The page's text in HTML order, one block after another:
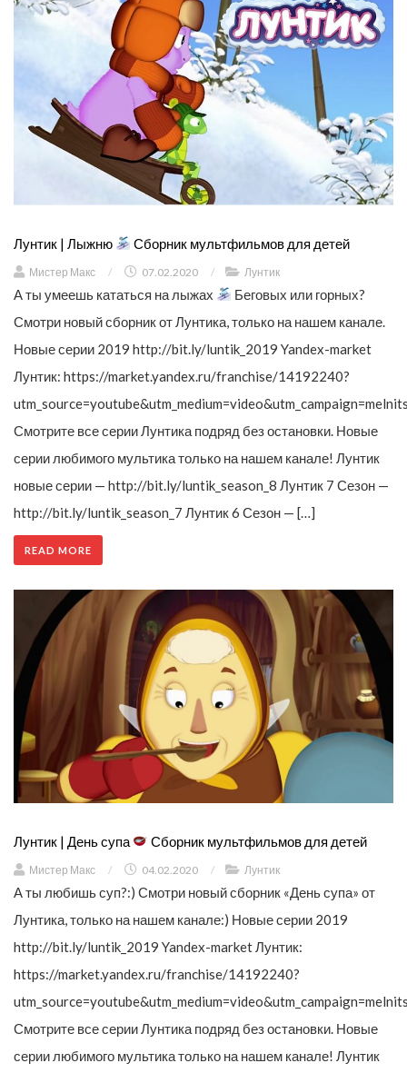
Лунтик | Лыжню Сборник мультфильмов для детей
Мистер Макс / 07.02.2020 / Лунтик
А ты умеешь кататься на лыжах
Беговых или горных?
Смотри новый сборник от Лунтика, только на нашем канале.
Новые серии 2019 http://bit.ly/luntik_2019 Yandex-market
Лунтик: https://market.yandex.ru/franchise/14192240?
Смотрите все серии Лунтика подряд без остановки. Новые
серии любимого мультика только на нашем канале! Лунтик
новые серии — http://bit.ly/luntik_season_8 Лунтик 7 Сезон —
http://bit.ly/luntik_season_7 Лунтик 6 Сезон — […]
READ MORE
Лунтик | День супа Сборник мультфильмов для детей
Мистер Макс / 04.02.2020 / Лунтик
А ты любишь суп?:) Смотри новый сборник «День супа» от
Лунтика, только на нашем канале:) Новые серии 2019
http://bit.ly/luntik_2019 Yandex-market Лунтик:
https://market.yandex.ru/franchise/14192240?
Смотрите все серии Лунтика подряд без остановки. Новые
серии любимого мультика только на нашем канале! Лунтик